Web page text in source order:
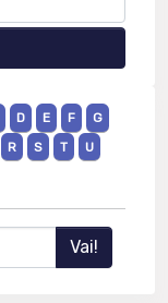
D E F
G
R S T
U